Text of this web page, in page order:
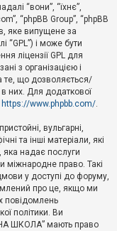
“вони”, “їхнє”,
“phpBB Group”, “phpBB
яке випущене за
“GPL”) і може бути
ліцензії GPL для
з організацією і
те, що дозволяється/
них. Для додаткової
https://www.phpbb.com/.
вульгарні,
та інші матеріали, які
яка надає послуги
право. Такі
у доступі до форуму,
про це, якщо ми
повідомлень
політики. Ви
ШКОЛА” мають право